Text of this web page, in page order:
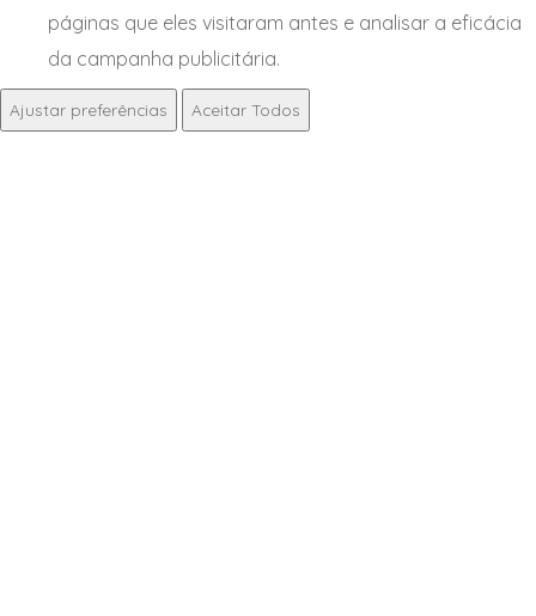
páginas que eles visitaram antes e analisar a eficácia
da campanha publicitária.
Ajustar preferências Aceitar Todos